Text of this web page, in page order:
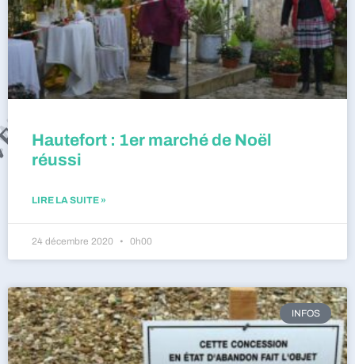
Hautefort : 1er marché de Noël
réussi
LIRE LA SUITE »
24 décembre 2020 0h00
INFOS